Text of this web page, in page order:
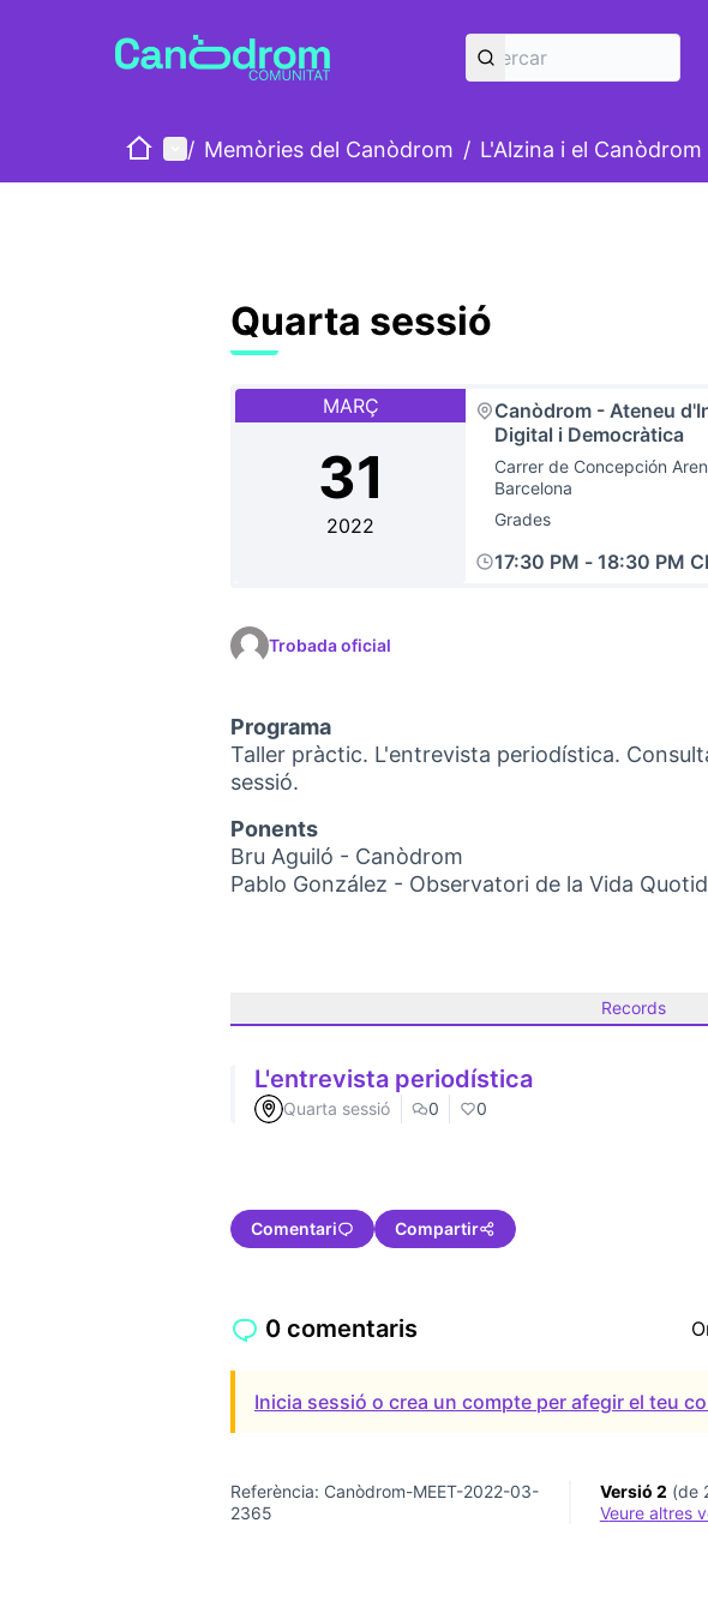
IniciMenú principal
/ Memòries del Canòdrom / L'Alzina i el Canòdrom
Quarta sessió
MARÇ
31
2022
Canòdrom - Ateneu
Digital i Democràtica
Carrer de Concepción
Barcelona
Grades
17:30 PM - 18:30 PM
Trobada oficial
Programa
Taller pràctic. L'entrevista periodística.
sessió.
Ponents
Bru Aguiló - Canòdrom
Pablo González - Observatori de la Vida
Records
L'entrevista periodística
Quarta sessió 0 0
Comentari Compartir
0 comentaris
Inicia sessió o crea un compte per afegir el teu
Referència: Canòdrom-MEET-2022-03-
2365
Versió 2 (de
veure altres